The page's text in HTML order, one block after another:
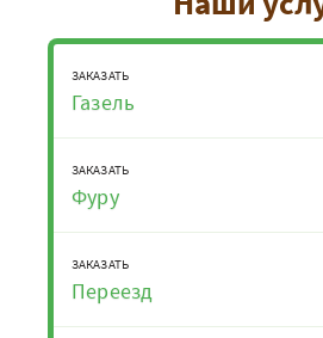
ЗАКАЗАТЬ
Газель
ЗАКАЗАТЬ
Фуру
ЗАКАЗАТЬ
Переезд